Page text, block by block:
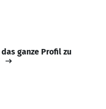
ganze Profil zu